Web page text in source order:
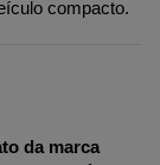
compacto.
da marca